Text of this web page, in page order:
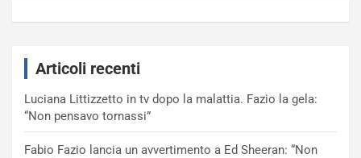
Articoli recenti
Luciana Littizzetto in tv dopo la malattia. Fazio la gela:
“Non pensavo tornassi”
Fabio Fazio lancia un avvertimento a Ed Sheeran: “Non